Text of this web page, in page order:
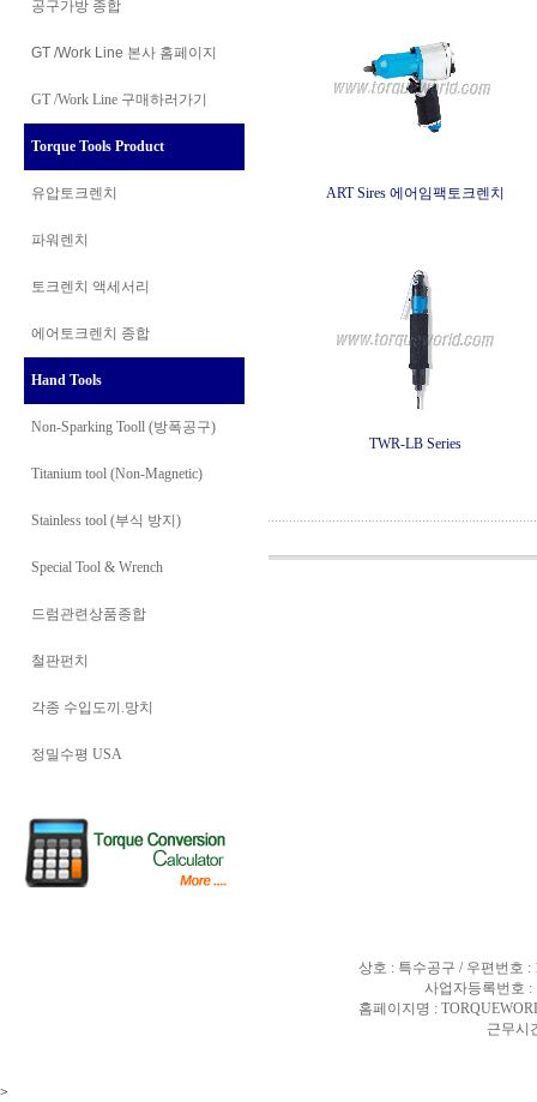
공구가방 종합
GT /Work Line 본사 홈페이지
GT /Work Line 구매하러가기
Torque Tools Product
유압토크렌치
파워렌치
토크렌치 액세서리
에어토크렌치 종합
Hand Tools
Non-Sparking Tooll (방폭공구)
Titanium tool (Non-Magnetic)
Stainless tool (부식 방지)
Special Tool & Wrench
드럼관련상품종합
철판펀치
각종 수입도끼.망치
정밀수평 USA
ART Sires 에어임팩토크렌치
TWR-LB Series
상호 : 특수공구 / 우편번호 :
사업자등록번호 :
홈페이지명 :
근무시
>